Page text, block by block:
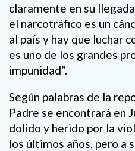
claramente en su
el narcotráfico es un
al país y hay que luchar
es uno de los grandes
impunidad”.
Según palabras de la
Padre se encontrará en
dolido y herido por la
los últimos años, pero a